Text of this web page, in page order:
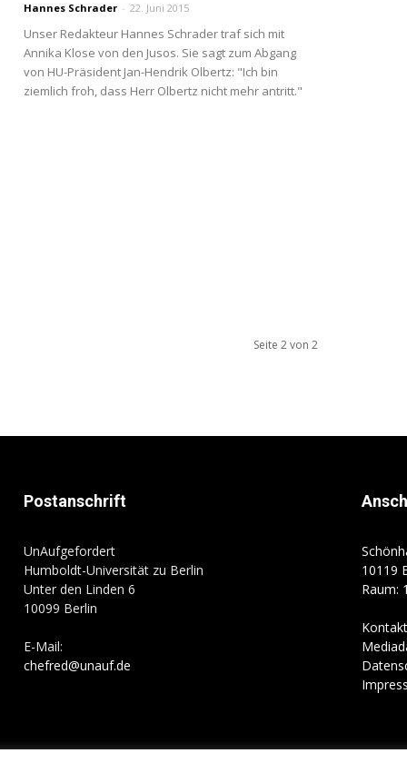
Hannes Schrader - 22. Juni 2015
Unser Redakteur Hannes Schrader traf sich mit
Annika Klose von den Jusos. Sie sagt zum Abgang
von HU-Präsident Jan-Hendrik Olbertz: "Ich bin
ziemlich froh, dass Herr Olbertz nicht mehr antritt."
Seite 2 von 2
Postanschrift
UnAufgefordert
Humboldt-Universität zu Berlin
Unter den Linden 6
10099 Berlin
E-Mail:
chefred@unauf.de
10119
Raum:
Kontakt